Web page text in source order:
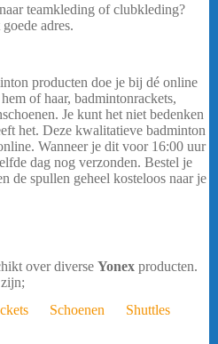
teamkleding of clubkleding?
adres.
producten doe je bij dé online
of haar, badmintonrackets,
Je kunt het niet bedenken
het. Deze kwalitatieve badminton
Wanneer je dit voor 16:00 uur
dag nog verzonden. Bestel je
de spullen geheel kosteloos naar je
over diverse Yonex producten.
Schoenen
Shuttles